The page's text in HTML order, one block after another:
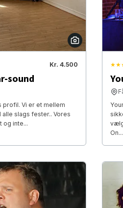
Kr. 4.500
sound
profil. Vi er et mellem
slags fester.. Vores
og inte...
On...